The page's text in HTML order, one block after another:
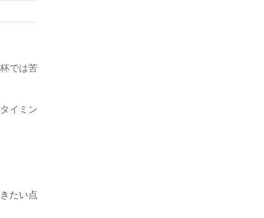
では苦
イミン
たい点